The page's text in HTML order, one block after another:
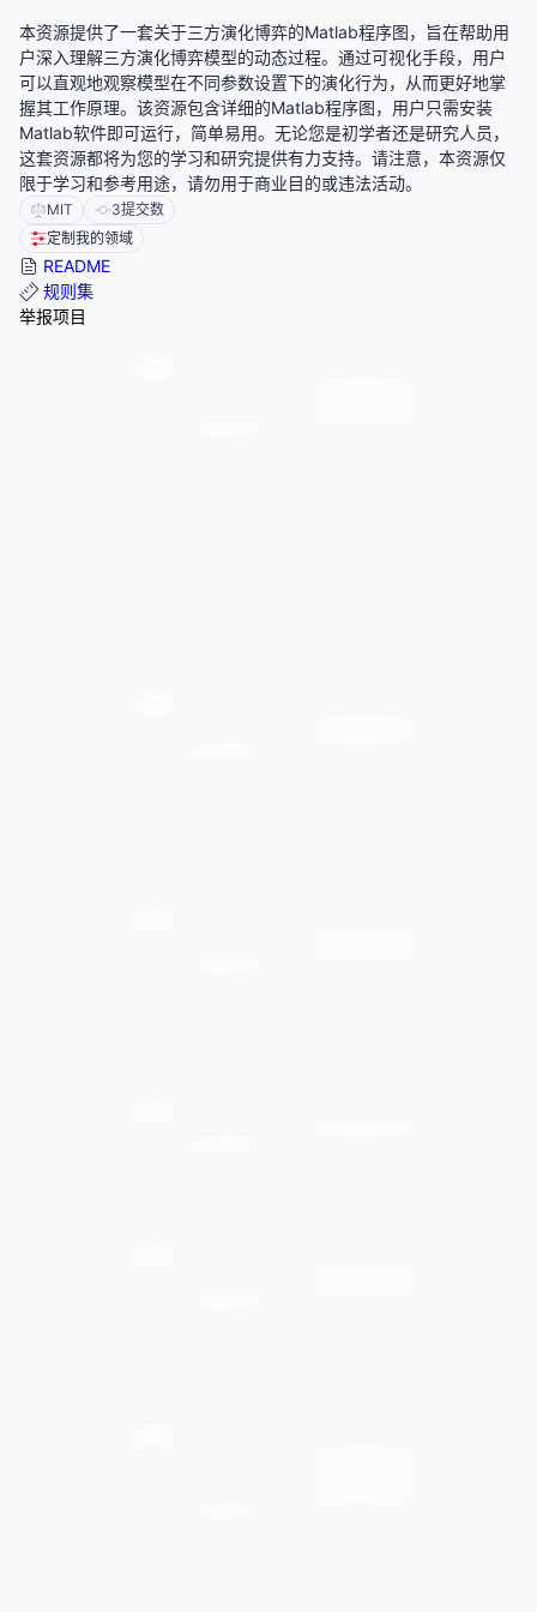
本资源提供了一套关于三方演化博弈的Matlab程序图，旨在帮助用
户深入理解三方演化博弈模型的动态过程。通过可视化手段，用户
可以直观地观察模型在不同参数设置下的演化行为，从而更好地掌
握其工作原理。该资源包含详细的Matlab程序图，用户只需安装
Matlab软件即可运行，简单易用。无论您是初学者还是研究人员，
这套资源都将为您的学习和研究提供有力支持。请注意，本资源仅
限于学习和参考用途，请勿用于商业目的或违法活动。
MIT 3提交数
定制我的领域
README
规则集
举报项目